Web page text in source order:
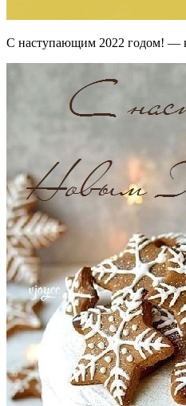
С наступающим 2022 годом! —